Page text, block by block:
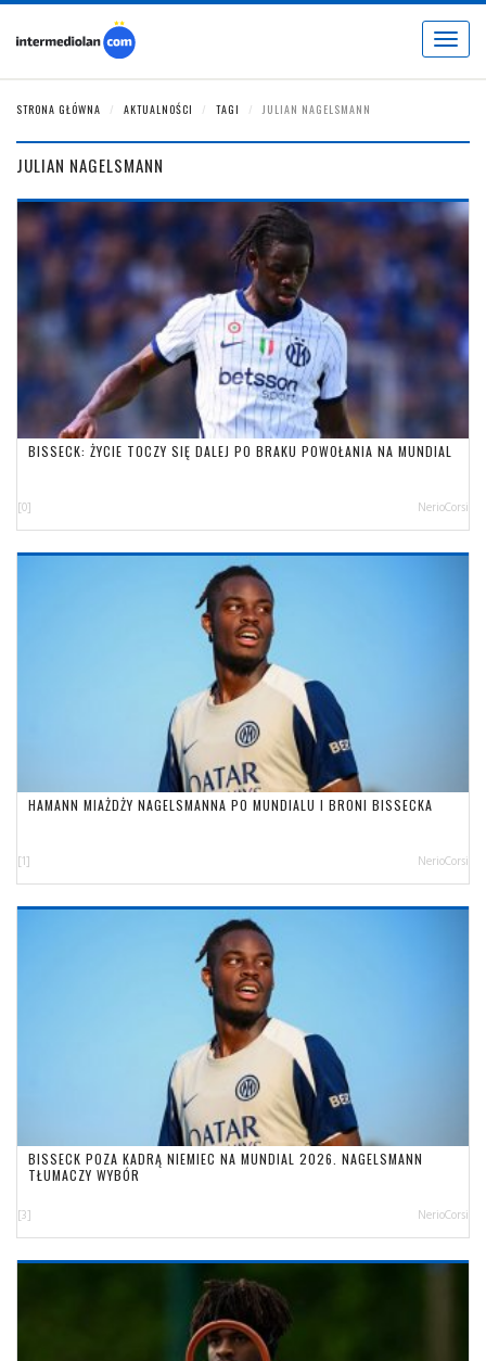
Toggle
STRONA GŁÓWNA AKTUALNOŚCI TAGI JULIAN NAGELSMANN
JULIAN NAGELSMANN
BISSECK: ŻYCIE TOCZY SIĘ DALEJ PO BRAKU POWOŁANIA NA MUNDIAL
[0] NerioCorsi
HAMANN MIAŻDŻY NAGELSMANNA PO MUNDIALU I BRONI BISSECKA
[1] NerioCorsi
BISSECK POZA KADRĄ NIEMIEC NA MUNDIAL 2026. NAGELSMANN
TŁUMACZY WYBÓR
[3] NerioCorsi